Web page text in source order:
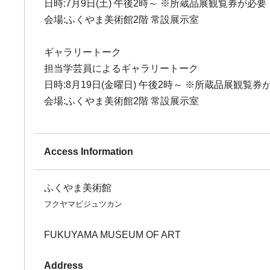
日時:7月9日(土) 午後2時～ ※所蔵品展観覧券が必要
会場:ふくやま美術館2階 常設展示室
ギャラリートーク
担当学芸員によるギャラリートーク
日時:8月19日(金曜日) 午後2時～ ※所蔵品展観覧券
会場:ふくやま美術館2階 常設展示室
Access Information
ふくやま美術館
フクヤマビジュツカン
FUKUYAMA MUSEUM OF ART
Address